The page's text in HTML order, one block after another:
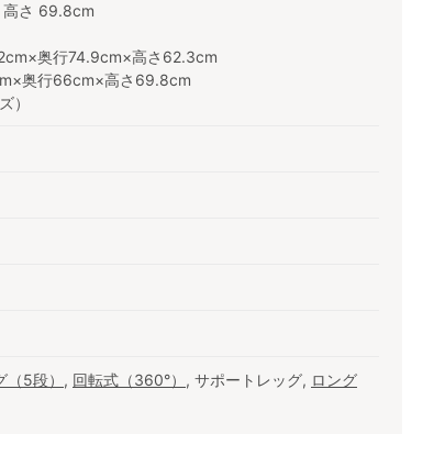
さ 69.8cm
奥行74.9cm×高さ62.3cm
奥行66cm×高さ69.8cm
）
5段） , 回転式（360°） , サポートレッグ, ロング